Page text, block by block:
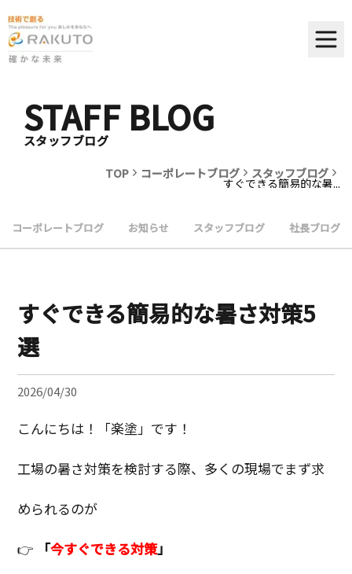
STAFF BLOG
スタッフブログ
TOP コーポレートブログ スタッフブログ
すぐできる簡易的な暑...
コーポレートブログ お知らせ スタッフブログ 社長ブログ
すぐできる簡易的な暑さ対策5
選
2026/04/30
こんにちは！「楽塗」です！
工場の暑さ対策を検討する際、多くの現場でまず求
められるのが
👉 「今すぐできる対策」